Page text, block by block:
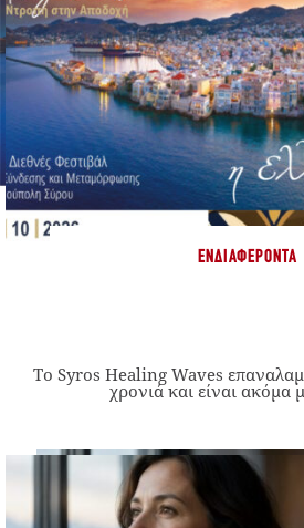
ΕΝΔΙΑΦΈΡΟΝΤΑ
Το Syros Healing Waves
χρονιά και είναι ακόμα